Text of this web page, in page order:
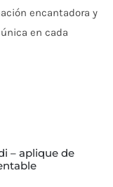
encantadora y
en cada